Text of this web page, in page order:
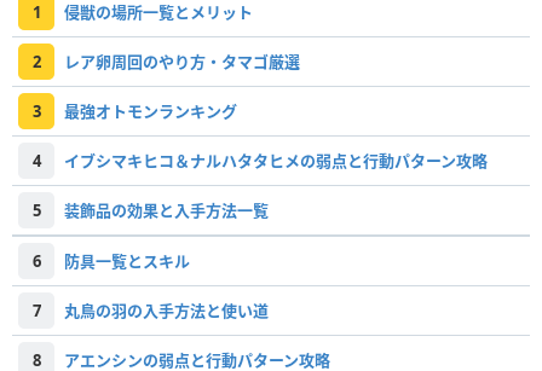
1 侵獣の場所一覧とメリット
2 レア卵周回のやり方・タマゴ厳選
3 最強オトモンランキング
4 イブシマキヒコ＆ナルハタタヒメの弱点と行動パターン攻略
5 装飾品の効果と入手方法一覧
6 防具一覧とスキル
7 丸鳥の羽の入手方法と使い道
8 アエンシンの弱点と行動パターン攻略